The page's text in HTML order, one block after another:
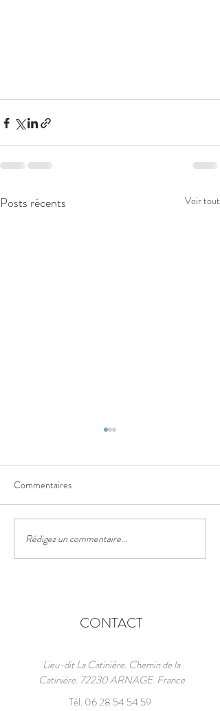
Posts récents Voir tout
PRENEZ LE DÉPART DU
PLUS GRAND
MONDE 1923-2026
Commentaires
Rédigez un commentaire...
CONTACT
Lieu-dit La Catinière. Chemin de la
Catinière. 72230 ARNAGE. France
Tél. 06 28 54 54 59